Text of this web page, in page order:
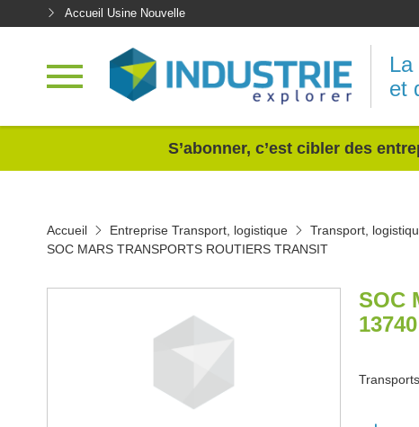
Accueil Usine Nouvelle
La
et
S’abonner, c’est cibler des
Accueil Entreprise Transport, logistique Transport,
SOC MARS TRANSPORTS ROUTIERS TRANSIT
SOC
13740